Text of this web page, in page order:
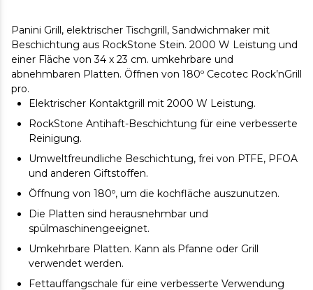
Panini Grill, elektrischer Tischgrill, Sandwichmaker mit
Beschichtung aus RockStone Stein. 2000 W Leistung und
einer Fläche von 34 x 23 cm. umkehrbare und
abnehmbaren Platten. Öffnen von 180º Cecotec Rock’nGrill
pro.
Elektrischer Kontaktgrill mit 2000 W Leistung.
RockStone Antihaft-Beschichtung für eine verbesserte
Reinigung.
Umweltfreundliche Beschichtung, frei von PTFE, PFOA
und anderen Giftstoffen.
Öffnung von 180º, um die kochfläche auszunutzen.
Die Platten sind herausnehmbar und
spülmaschinengeeignet.
Umkehrbare Platten. Kann als Pfanne oder Grill
verwendet werden.
Fettauffangschale für eine verbesserte Verwendung